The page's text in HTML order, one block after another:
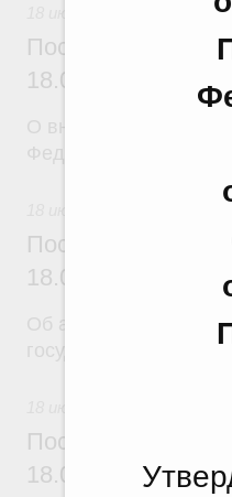
Постановление
18.07.2026 г. № 906
Федерации от 27
Постановление
18.07.2026 г. №
государственных
Постановление
18.07.2026 г. №